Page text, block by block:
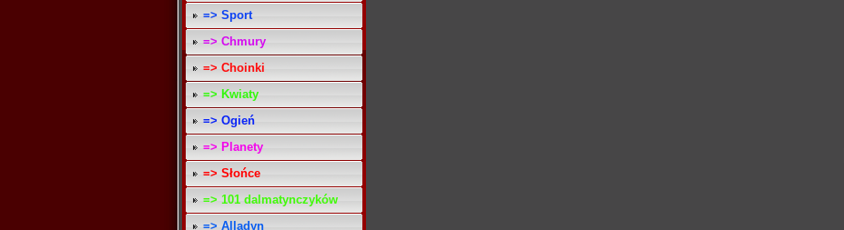
=> Sport
=> Chmury
=> Choinki
=> Kwiaty
=> Ogień
=> Planety
=> Słońce
=> 101 dalmatynczyków
=> Alladyn